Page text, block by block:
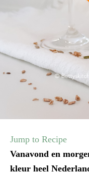
Jump to Recipe
Vanavond en
kleur heel